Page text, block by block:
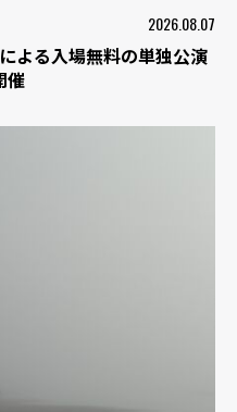
2026.08.07
よる入場無料の単独公演
催